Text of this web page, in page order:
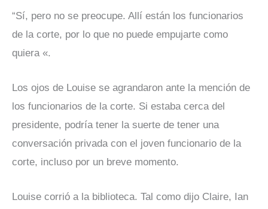
“Sí, pero no se preocupe. Allí están los funcionarios
de la corte, por lo que no puede empujarte como
quiera «.
Los ojos de Louise se agrandaron ante la mención de
los funcionarios de la corte. Si estaba cerca del
presidente, podría tener la suerte de tener una
conversación privada con el joven funcionario de la
corte, incluso por un breve momento.
Louise corrió a la biblioteca. Tal como dijo Claire, Ian